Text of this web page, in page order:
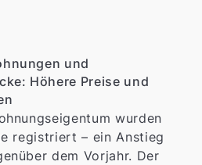
und
Höhere Preise und
wurden
registriert – ein Anstieg
dem Vorjahr. Der